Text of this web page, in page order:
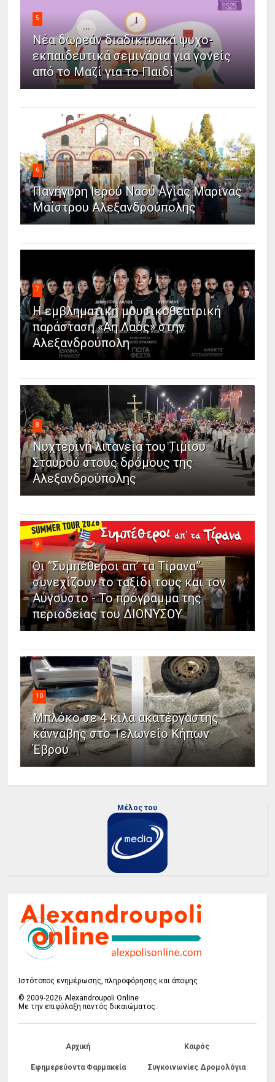
5
Νέα δωρεάν διαδικτυακά ψυχο-
εκπαιδευτικά σεμινάρια για γονείς
από το Μαζί για το Παιδί
6
Πανήγυρη Ιερού Ναού Αγίας Μαρίνας
Μαΐστρου Αλεξανδρούπολης
7
Η εμβληματική μουσικοθεατρική
παράσταση «Άη Λαός» στην
Αλεξανδρούπολη
8
Νυχτερινή λιτανεία του Τιμίου
Σταυρού στους δρόμους της
Αλεξανδρούπολης
9
Οι “Συμπέθεροι απ’ τα Τίρανα”
συνεχίζουν το ταξίδι τους και τον
Αύγουστο - Το πρόγραμμα της
περιοδείας του ΔΙΟΝΥΣΟΥ
10
Μπλόκο σε 4 κιλά ακατέργαστης
κάνναβης στο Τελωνείο Κήπων
Έβρου
Μέλος του
Ιστότοπος ενημέρωσης, πληροφόρησης και άποψης
© 2009-2026 Alexandroupoli Online
Με την επιφύλαξη παντός δικαιώματος.
Αρχική Καιρός
Εφημερεύοντα Φαρμακεία Συγκοινωνίες Δρομολόγια